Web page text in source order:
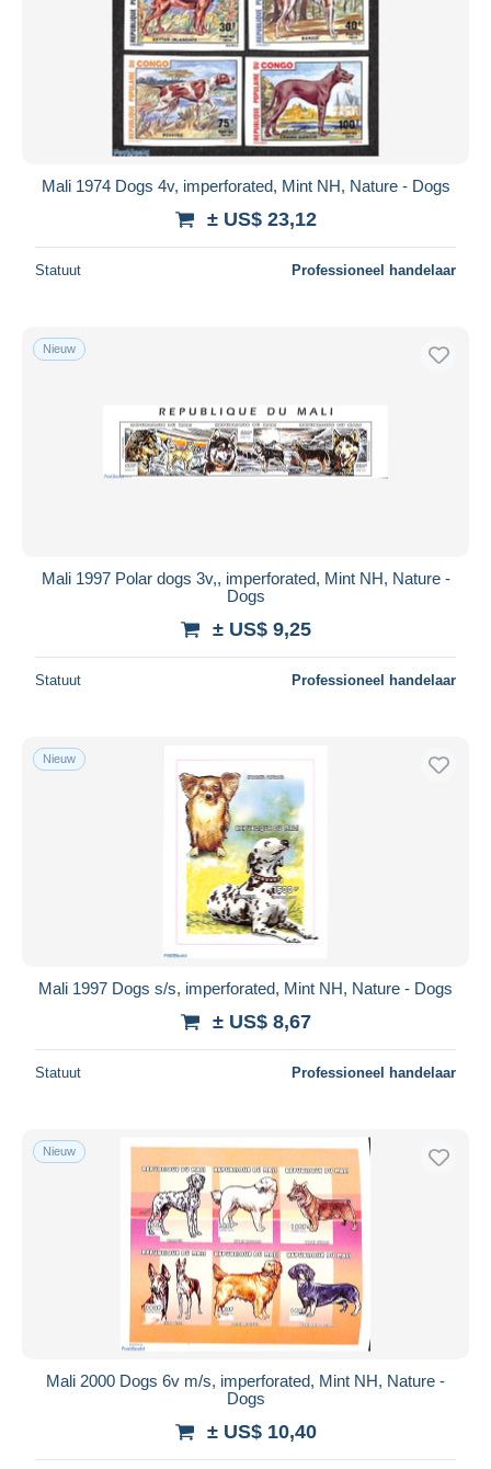
Mali 1974 Dogs 4v, imperforated, Mint NH, Nature - Dogs
± US$ 23,12
Statuut Professioneel handelaar
Nieuw
Mali 1997 Polar dogs 3v,, imperforated, Mint NH, Nature -
Dogs
± US$ 9,25
Statuut Professioneel handelaar
Nieuw
Mali 1997 Dogs s/s, imperforated, Mint NH, Nature - Dogs
± US$ 8,67
Statuut Professioneel handelaar
Nieuw
Mali 2000 Dogs 6v m/s, imperforated, Mint NH, Nature -
Dogs
± US$ 10,40